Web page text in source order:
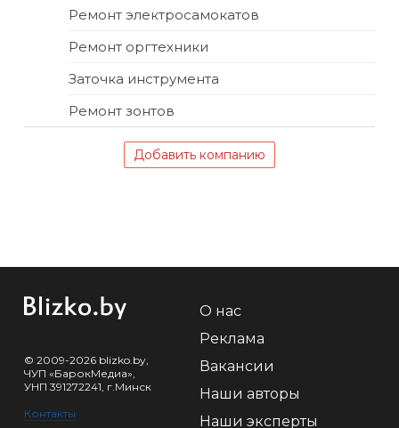
Ремонт электросамокатов
Ремонт оргтехники
Заточка инструмента
Ремонт зонтов
Добавить компанию
© 2009-2026 blizko.by,
ЧУП «БарокМедиа»,
УНП 391272241, г.Минск
Контакты
О нас
Реклама
Вакансии
Наши авторы
Наши эксперты